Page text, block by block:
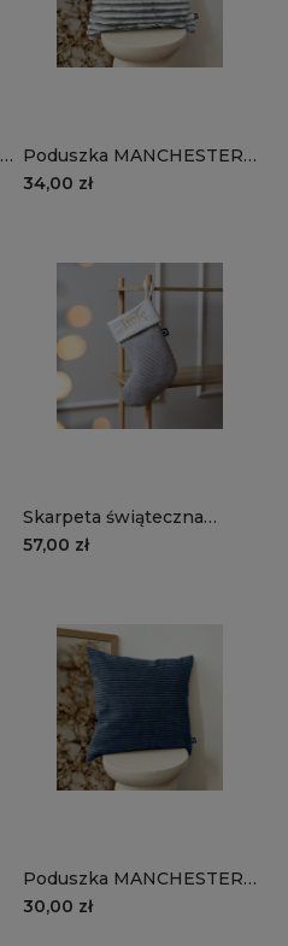
Poduszka MANCHESTER
TL86 | szary
34,00 zł
Skarpeta świąteczna
MANCHESTER LN86 |
57,00 zł
Poduszka MANCHESTER
LN77 | granatowy
30,00 zł